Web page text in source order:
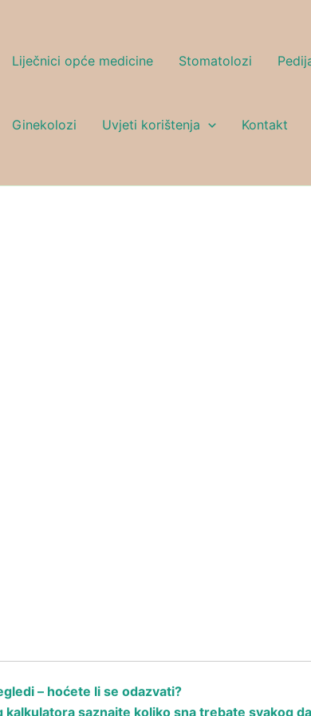
Liječnici opće medicine Stomatolozi
Ginekolozi Uvjeti korištenja Kontakt
– hoćete li se odazvati?
saznajte koliko sna trebate svakog